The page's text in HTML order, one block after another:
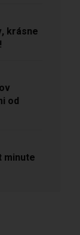
krásne
od
minute